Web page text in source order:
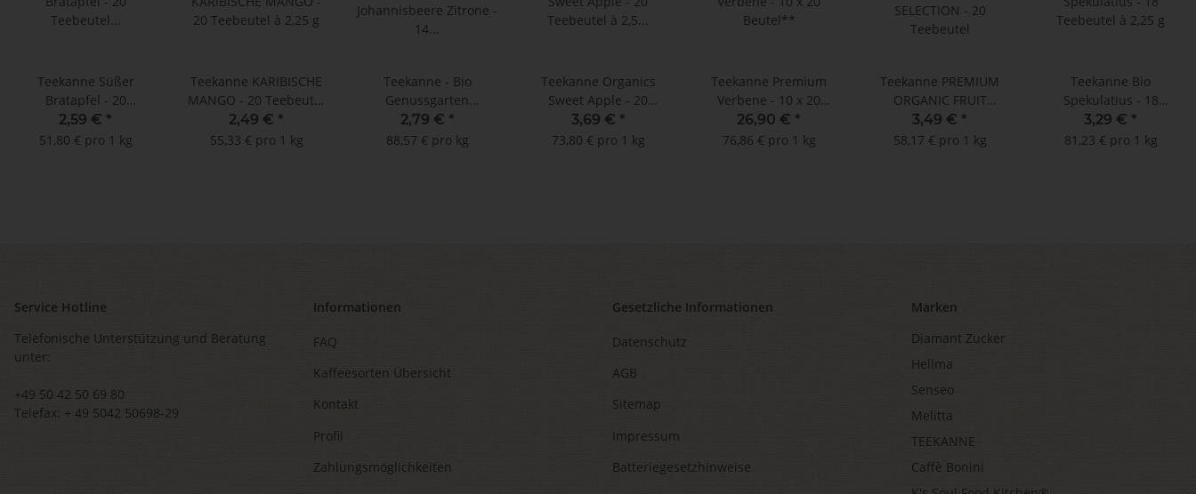
Teekanne Süßer
Bratapfel - 20
Teebeutel à 2,5 g **
2,59 € *
51,80 € pro 1 kg
Teekanne KARIBISCHE
MANGO - 20 Teebeutel
à 2,25 g
2,49 € *
55,33 € pro 1 kg
Teekanne - Bio
Genussgarten
Johannisbeere Zitrone -
14
2,79 € *
88,57 € pro kg
Teekanne Organics
Sweet Apple - 20
Teebeutel à 2,5 g **
3,69 € *
73,80 € pro 1 kg
Teekanne Premium
Verbene - 10 x 20
Beutel**
26,90 € *
76,86 € pro 1 kg
Teekanne PREMIUM
ORGANIC FRUIT
SELECTION - 20
Teebeutel
3,49 € *
58,17 € pro 1 kg
Teekanne Bio
Spekulatius - 18
Teebeutel à 2,25 g
3,29 € *
81,23 € pro 1 kg
Service Hotline
Telefonische Unterstützung und Beratung
unter:
+49 50 42 50 69 80
Telefax: + 49 5042 50698-29
Informationen
FAQ
Kaffeesorten Übersicht
Kontakt
Profil
Zahlungsmöglichkeiten
Gesetzliche Informationen
Datenschutz
AGB
Sitemap
Impressum
Batteriegesetzhinweise
Marken
Diamant Zucker
Hellma
Senseo
Melitta
TEEKANNE
Caffè Bonini